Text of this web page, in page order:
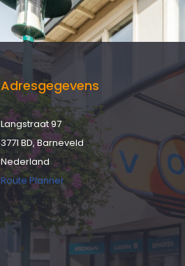
Adresgegevens
Langstraat 97
3771 BD, Barneveld
Nederland
Route Planner